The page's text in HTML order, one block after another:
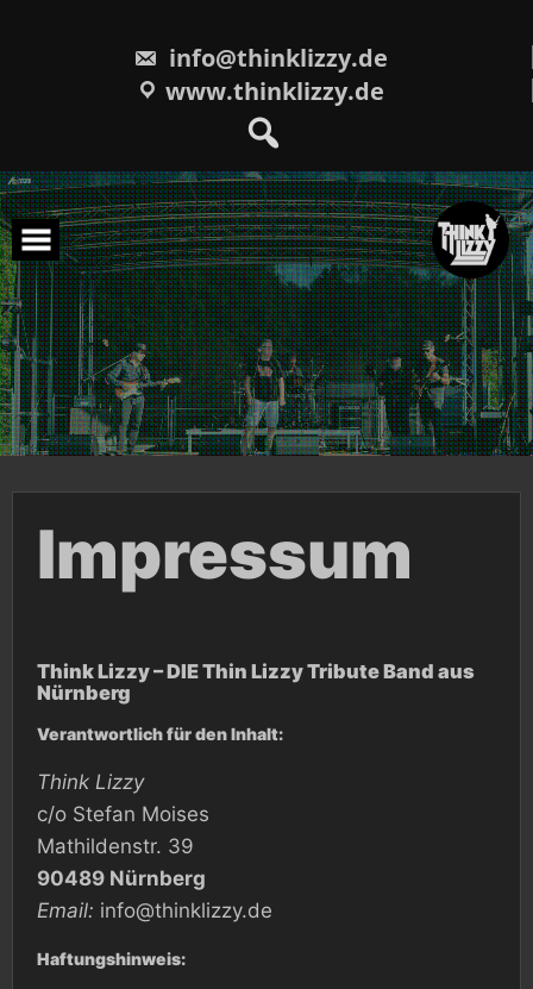
info@thinklizzy.de
www.thinklizzy.de
Impressum
Think Lizzy – DIE Thin Lizzy Tribute Band aus
Nürnberg
Verantwortlich für den Inhalt:
Think Lizzy
c/o Stefan Moises
Mathildenstr. 39
90489 Nürnberg
Email: info@thinklizzy.de
Haftungshinweis: